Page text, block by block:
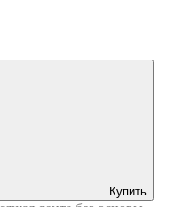
Купить